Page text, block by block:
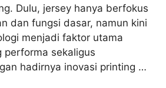
Dulu, jersey hanya berfokus
dan fungsi dasar, namun kini
menjadi faktor utama
performa sekaligus
hadirnya inovasi printing …